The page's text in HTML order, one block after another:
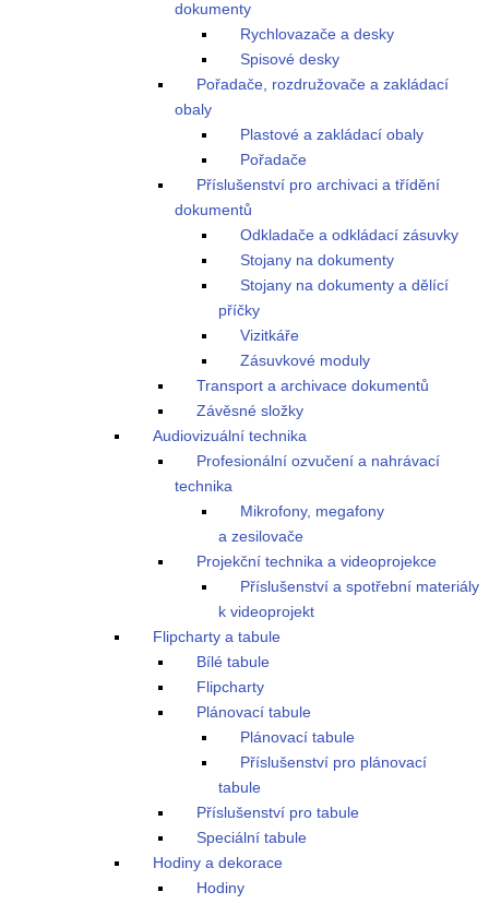
dokumenty
Rychlovazače a desky
Spisové desky
Pořadače, rozdružovače a zakládací
obaly
Plastové a zakládací obaly
Pořadače
Příslušenství pro archivaci a třídění
dokumentů
Odkladače a odkládací zásuvky
Stojany na dokumenty
Stojany na dokumenty a dělící
příčky
Vizitkáře
Zásuvkové moduly
Transport a archivace dokumentů
Závěsné složky
Audiovizuální technika
Profesionální ozvučení a nahrávací
technika
Mikrofony, megafony
a zesilovače
Projekční technika a videoprojekce
Příslušenství a spotřební materiály
k videoprojekt
Flipcharty a tabule
Bílé tabule
Flipcharty
Plánovací tabule
Plánovací tabule
Příslušenství pro plánovací
tabule
Příslušenství pro tabule
Speciální tabule
Hodiny a dekorace
Hodiny